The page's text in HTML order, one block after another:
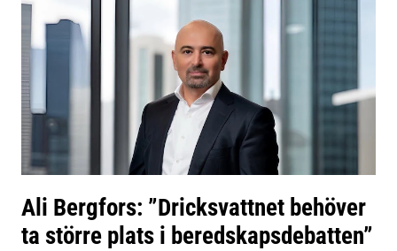
Ali Bergfors: ”Dricksvattnet behöver
ta större plats i beredskapsdebatten”